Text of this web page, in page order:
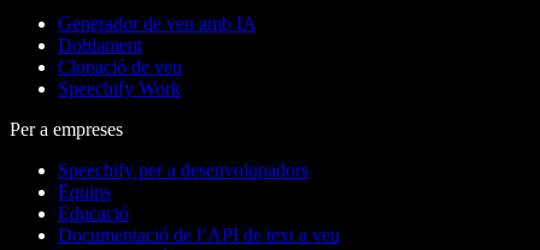
Generador de veu amb IA
Doblament
Clonació de veu
Speechify Work
Per a empreses
Speechify per a desenvolupadors
Equips
Educació
Documentació de l’API de text a veu